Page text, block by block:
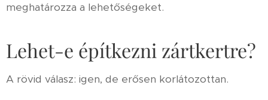
meghatározza a lehetőségeket.
Lehet-e építkezni zártkertre?
A rövid válasz: igen, de erősen korlátozottan.